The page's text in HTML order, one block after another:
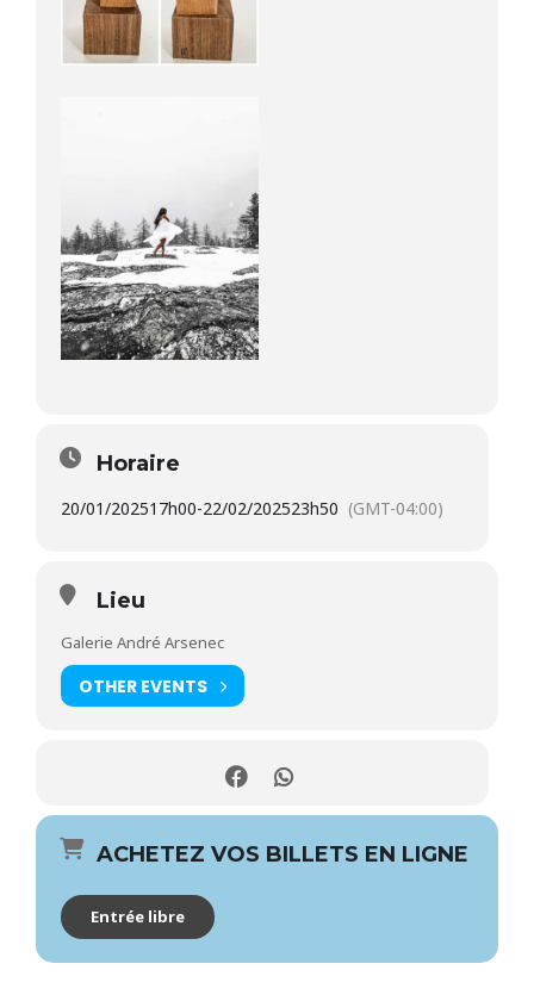
Horaire
20/01/202517h00-22/02/202523h50 (GMT-04:00)
Lieu
Galerie André Arsenec
OTHER EVENTS
ACHETEZ VOS BILLETS EN LIGNE
Entrée libre